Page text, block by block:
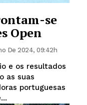
se
Open
De 2024, 09:42h
e os resultados
as suas